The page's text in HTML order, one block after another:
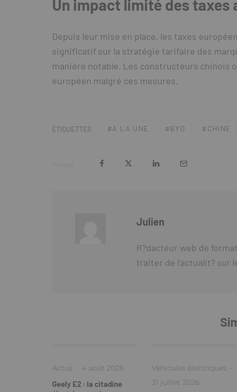
Un impact limité des taxes
Depuis leur mise en place, les taxes
significatif sur la stratégie tarifaire des
manière notable. Les constructeurs chinois
européen malgré ces mesures.
ÉTIQUETTES A LA UNE BYD CHINE
Julien
R?dacteur web de
traiter de l'actualit? sur
Actus · 4 août 2026
Geely E2 : la citadine
Véhicules électriques ·
31 juillet 2026